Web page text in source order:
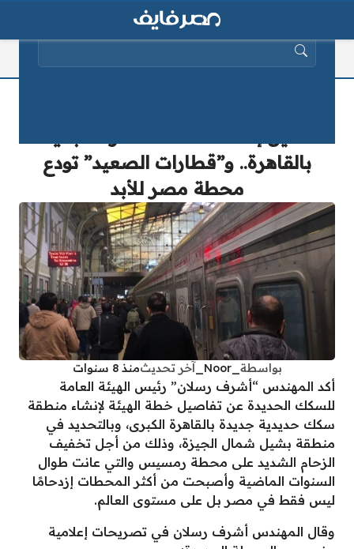
بالقاهرة.. و”قطارات الصعيد” تودع
محطة مصر للأبد
بواسطة _Noor_ آخر تحديثمنذ 8 سنوات
أكد المهندس “أشرف رسلان” رئيس الهيئة العامة
للسكك الحديدة عن تفاصيل خطة الهيئة لإنشاء منطقة
سكك حديدية جديدة بالقاهرة الكبرى، وبالتحديد في
منطقة بشيل شمال الجيزة، وذلك من أجل تخفيف
الزحام الشديد على محطة رمسيس والتي عانت طوال
السنوات الماضية وأصبحت من أكثر المحطات إزدحامًا
ليس فقط في مصر بل على مستوى العالم.
وقال المهندس أشرف رسلان في تصريحات إعلامية
البحث عن: